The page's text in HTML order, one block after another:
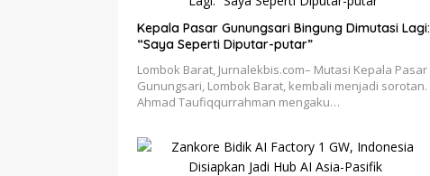
Kepala Pasar Gunungsari Bingung Dimutasi Lagi:
“Saya Seperti Diputar-putar”
Lombok Barat, Jurnalekbis.com– Mutasi Kepala Pasar
Gunungsari, Lombok Barat, kembali menjadi sorotan.
Ahmad Taufiqqurrahman mengaku…